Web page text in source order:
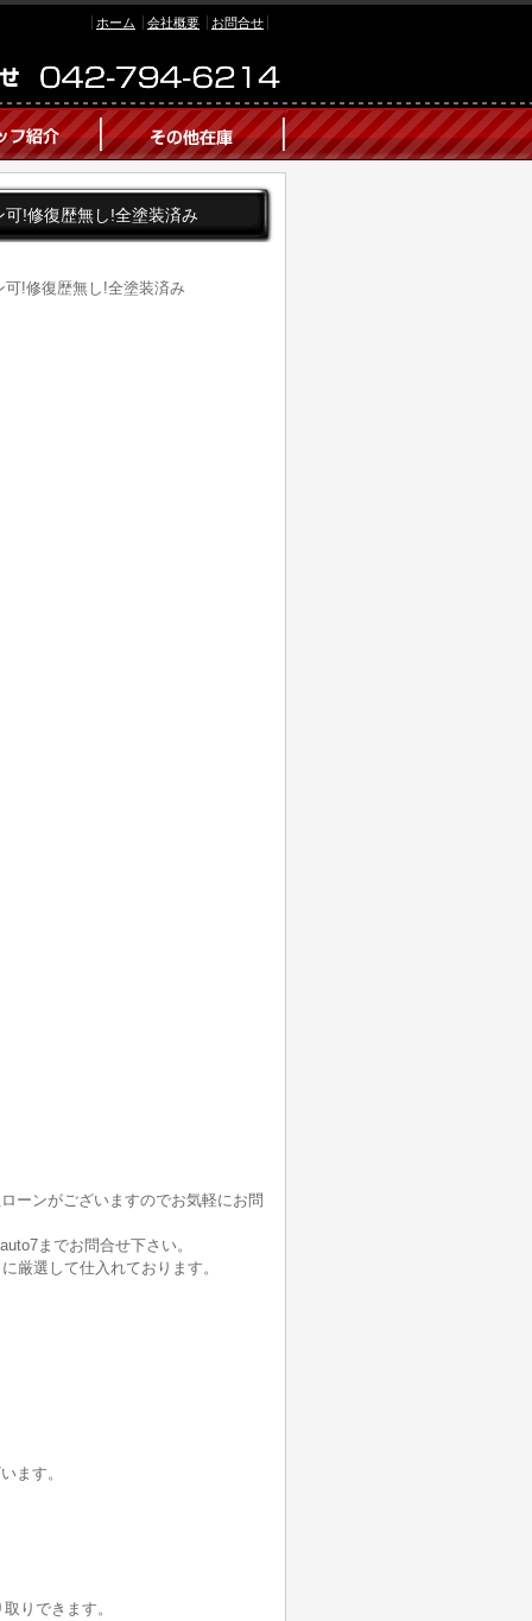
ホーム 会社概要 お問合せ
!修復歴無し!全塗装済み
!修復歴無し!全塗装済み
ーンがございますのでお気軽にお問
までお問合せ下さい。
厳選して仕入れております。
ます。
りできます。